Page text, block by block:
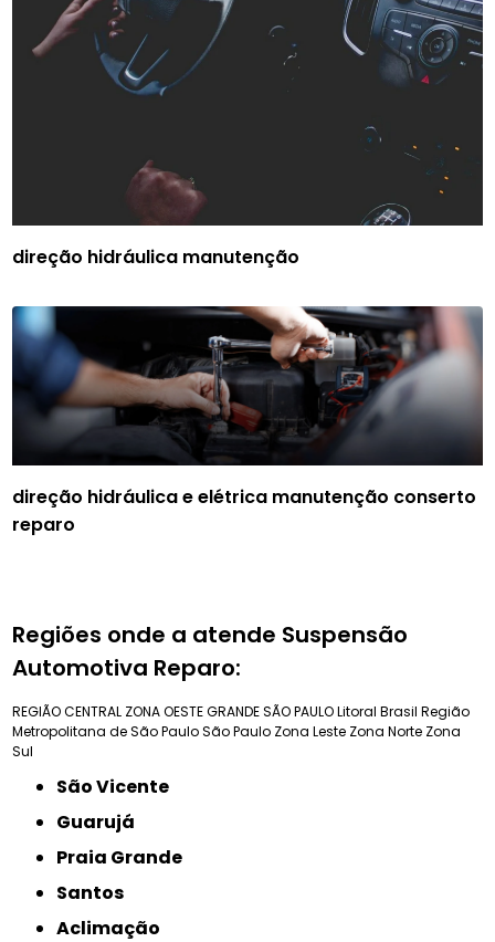
direção hidráulica manutenção
direção hidráulica e elétrica manutenção conserto
reparo
Regiões onde a atende Suspensão
Automotiva Reparo:
REGIÃO CENTRAL ZONA OESTEGRANDE SÃO PAULOLitoral Brasil Região
Metropolitana de São PauloSão Paulo Zona Leste Zona Norte Zona
Sul
São Vicente
Guarujá
Praia Grande
Santos
Aclimação